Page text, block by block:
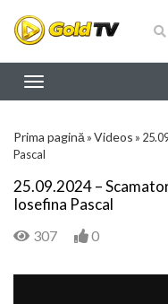
Prima pagină »Videos »
Pascal
25.09.2024 –
Iosefina Pascal
307 0